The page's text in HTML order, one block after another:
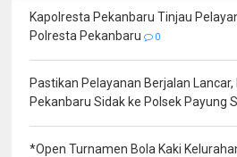
Kapolresta Pekanbaru Tinjau
Polresta Pekanbaru
0
Pastikan Pelayanan Berjalan
Pekanbaru Sidak ke Polsek Payung
*Open Turnamen Bola Kaki